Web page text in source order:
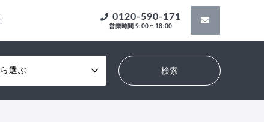
0120-590-171
営業時間 9:00 ~ 18:00
選ぶ